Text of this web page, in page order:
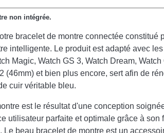
non intégrée.
bracelet de montre connectée constitué
intelligente. Le produit est adapté avec
Magic, Watch GS 3, Watch Dream, Watch
(46mm) et bien plus encore, sert afin de
cuir véritable bleu.
est le résultat d'une conception
utilisateur parfaite et optimale grâce à son
Le beau bracelet de montre est un